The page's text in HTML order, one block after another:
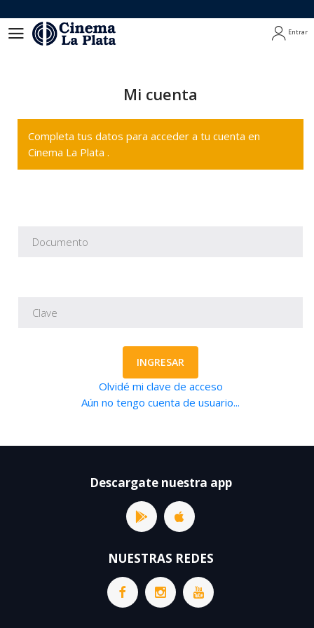
Entrar
Mi cuenta
Completa tus datos para acceder a tu cuenta en
Cinema La Plata .
INGRESAR
Olvidé mi clave de acceso
Aún no tengo cuenta de usuario...
Descargate nuestra app
NUESTRAS REDES